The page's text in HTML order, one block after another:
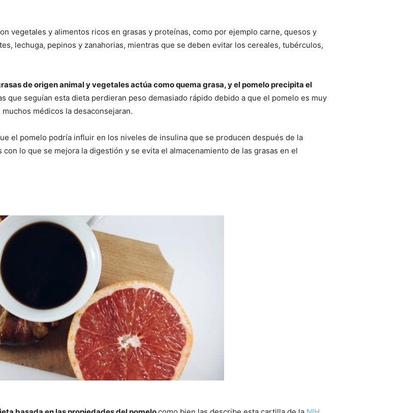
vegetales y alimentos ricos en grasas y proteínas, como por ejemplo carne, quesos y
lechuga, pepinos y zanahorias, mientras que se deben evitar los cereales, tubérculos,
de origen animal y vegetales actúa como quema grasa, y el pomelo precipita el
que seguían esta dieta perdieran peso demasiado rápido debido a que el pomelo es muy
médicos la desaconsejaran.
el pomelo podría influir en los niveles de insulina que se producen después de la
lo que se mejora la digestión y se evita el almacenamiento de las grasas en el